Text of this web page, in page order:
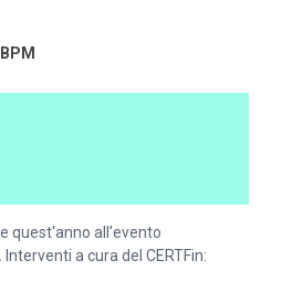
quest'anno all'evento
Interventi a cura del CERTFin: